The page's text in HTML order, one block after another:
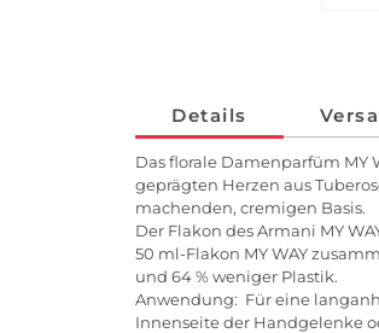
Details
Das florale Damenparfüm
geprägten Herzen aus
machenden, cremigen Basis.
Der Flakon des Armani MY
50 ml-Flakon MY WAY
und 64 % weniger Plastik.
Anwendung: Für eine
Innenseite der Handgelenke